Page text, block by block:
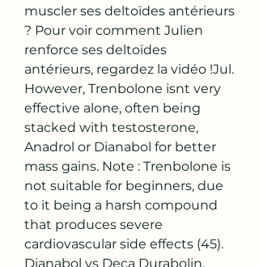
muscler ses deltoïdes antérieurs
? Pour voir comment Julien
renforce ses deltoïdes
However, Trenbolone isnt very
effective alone, often being
stacked with testosterone,
Anadrol or Dianabol for better
mass gains. Note : Trenbolone is
not suitable for beginners, due
to it being a harsh compound
that produces severe
cardiovascular side effects (45).
Dianabol vs Deca Durabolin.